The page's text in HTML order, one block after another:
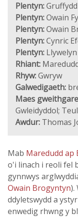
Plentyn:
Plentyn:Owain
Plentyn:Owain
Plentyn:Cynric
Plentyn:
Rhiant:
Rhyw:Gwryw
Galwedigaeth:
Maes
Gwleidyddol;
Awdur: Thomas
Mab Maredudd ap
o'i linach i reoli fel
gynnwys
Owain Brogyntyn).
ddyletswydd a
enwedig rhwng y